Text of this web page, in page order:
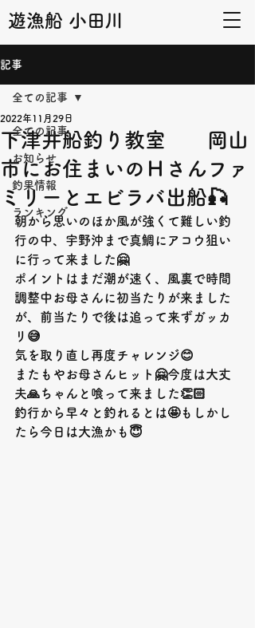
遊漁船 小田川
記事
全ての記事
お知らせ
釣果情報
ランキング
全ての記事
下津井船釣り教室 岡山
市にお住まいのＨさんファ
ミリーとエビラバ出船🎣
2022年11月29日
朝から思いのほか風が強くて難しい釣
行の中、宇野沖まで真鯛にアコウ狙い
に行って来ました🤗
ポイントはまだ潮が速く、風裏で時間
調整中お母さんに初当たりが来ました
が、前当たりで後は追って来ずガッカ
リ 😅
気を取り直し再度チャレンジ😊
またもやお母さんヒット🤗今度は大丈
夫🙏ちゃんと喰って来ました👏🏻
釣行から早々と釣れるとは🤩もしかし
たら今日は大漁かも 😇